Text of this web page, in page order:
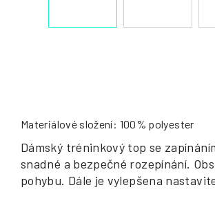
Materiálové složení: 100% polyester
Dámský tréninkový top se
snadné a bezpečné rozepínání.
pohybu. Dále je vylepšena